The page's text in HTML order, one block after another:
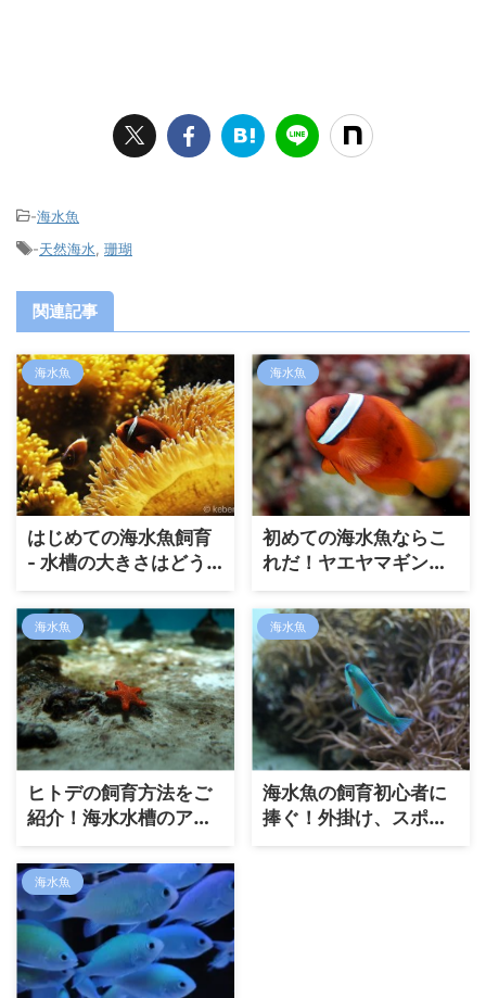
-海水魚
-天然海水 珊瑚
関連記事
海水魚
はじめての海水魚飼育
- 水槽の大きさはどう
すればいいの？
海水魚
初めての海水魚ならこ
れだ！ヤエヤマギン
ポ、ハタタテハゼ、ヤ
ドカリ、ヨスジリュウ
キュウスズメダイ！
海水魚
ヒトデの飼育方法をご
紹介！海水水槽のアク
セントに！
海水魚
海水魚の飼育初心者に
捧ぐ！外掛け、スポン
ジ、水中、底面フィル
海水魚